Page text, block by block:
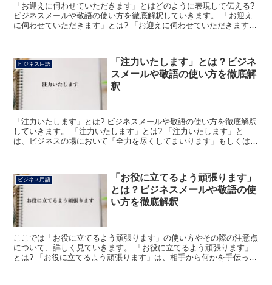
「お迎えに伺わせていただきます」とはどのように表現して伝える?
ビジネスメールや敬語の使い方を徹底解釈していきます。 「お迎え
に伺わせていただきます」とは? 「お迎えに伺わせていただきます」
ビジネス用語
「注力いたします」とは？ビジネ
スメールや敬語の使い方を徹底解
釈
「注力いたします」とは? ビジネスメールや敬語の使い方を徹底解釈
していきます。 「注力いたします」とは? 「注力いたします」と
は、ビジネスの場において「全力を尽くしてまいります」もしくは
ビジネス用語
「お役に立てるよう頑張ります」
とは？ビジネスメールや敬語の使
い方を徹底解釈
ここでは「お役に立てるよう頑張ります」の使い方やその際の注意点
について、詳しく見ていきます。 「お役に立てるよう頑張ります」
とは? 「お役に立てるよう頑張ります」は、相手から何かを手伝って